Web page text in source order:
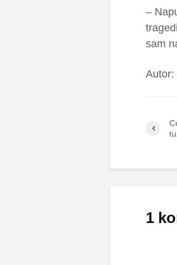
–
sam
Autor:
1